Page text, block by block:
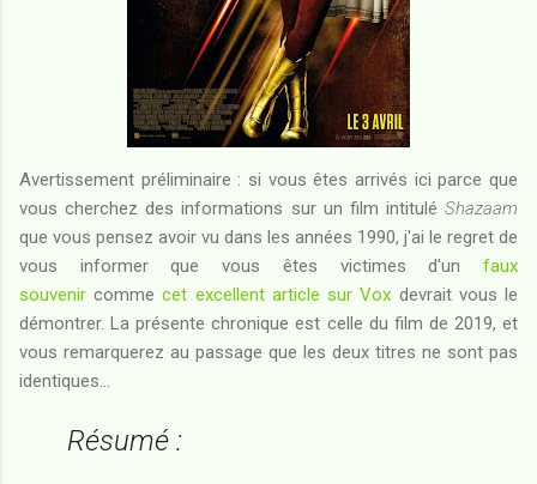
Avertissement préliminaire : si vous êtes arrivés ici parce que
vous cherchez des informations sur un film intitulé Shazaam
que vous pensez avoir vu dans les années 1990, j'ai le regret de
vous informer que vous êtes victimes d'un faux
souvenir commecet excellent article sur Vox devrait vous le
démontrer. La présente chronique est celle du film de 2019, et
vous remarquerez au passage que les deux titres ne sont pas
identiques...
Résumé :